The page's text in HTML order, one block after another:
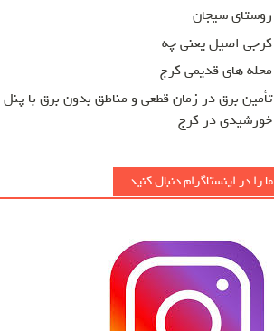
روستای سیجان
کرجی اصیل یعنی چه
محله های قدیمی کرج
تأمین برق در زمان قطعی و مناطق بدون برق با پنل
خورشیدی در کرج
ما را در اینستاگرام دنبال کنید